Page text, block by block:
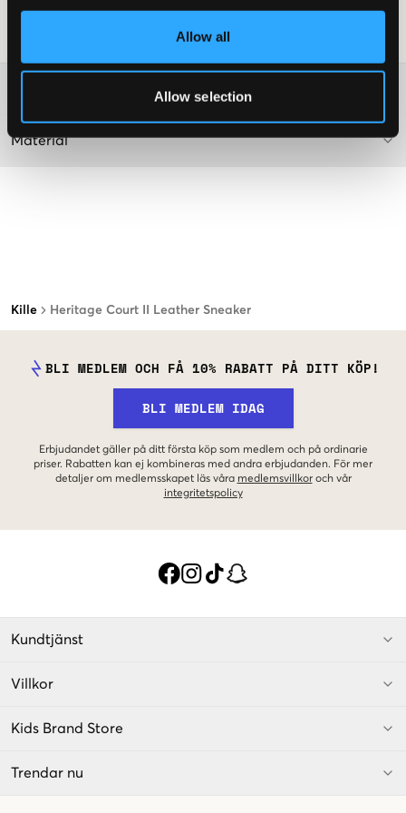
Allow all
Allow selection
Kille Heritage Court II Leather Sneaker
Mer information om tvättråd
Material
BLI MEDLEM OCH FÅ 10% RABATT PÅ DITT KÖP!
BLI MEDLEM IDAG
Erbjudandet gäller på ditt första köp som medlem och på ordinarie
priser. Rabatten kan ej kombineras med andra erbjudanden. För mer
detaljer om medlemsskapet läs våra medlemsvillkor och vår
integritetspolicy
Kundtjänst
Villkor
Kids Brand Store
Trendar nu